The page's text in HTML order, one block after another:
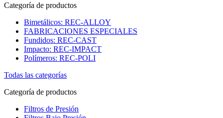
Categoría de productos
Bimetálicos: REC-ALLOY
FABRICACIONES ESPECIALES
Fundidos: REC-CAST
Impacto: REC-IMPACT
Polímeros: REC-POLI
Todas las categorías
Categoría de productos
Filtros de Presión